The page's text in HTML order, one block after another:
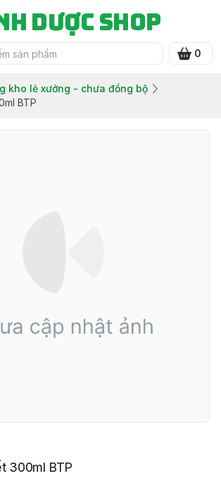
Dược Shop
0
kho lẻ xưởng - chưa đồng bộ
BTP
300ml BTP